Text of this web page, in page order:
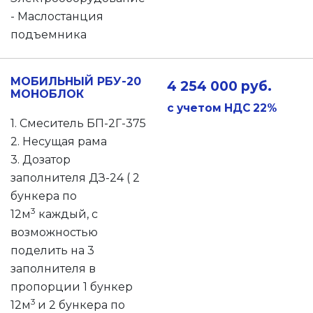
- Маслостанция
подъемника
МОБИЛЬНЫЙ РБУ-20
МОНОБЛОК
1. Смеситель БП-2Г-375
2. Несущая рама
3. Дозатор
заполнителя ДЗ-24 ( 2
бункера по
12м3 каждый, с
возможностью
поделить на 3
заполнителя в
пропорции 1 бункер
12м3 и 2 бункера по
4 254 000 руб.
с учетом НДС 22%